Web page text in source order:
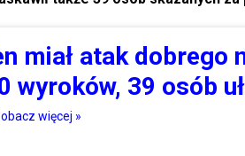
miał atak dobrego
wyroków, 39 osób
więcej »